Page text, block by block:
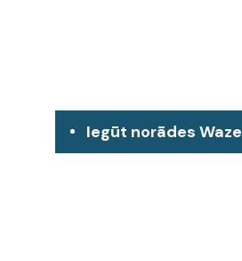
Iegūt norādes Waze